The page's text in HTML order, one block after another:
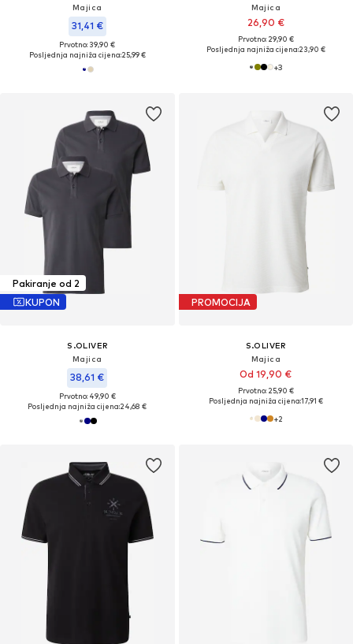
Majica
31,41 €
Prvotno: 39,90 €
Posljednja najniža cijena:25,99 €
Majica
26,90 €
Prvotno: 29,90 €
Posljednja najniža cijena:23,90 €
+3
Pakiranje od 2
KUPON
S.OLIVER
Majica
38,61 €
Prvotno: 49,90 €
Posljednja najniža cijena:24,68 €
PROMOCIJA
S.OLIVER
Majica
Od 19,90 €
Prvotno: 25,90 €
Posljednja najniža cijena:17,91 €
+2